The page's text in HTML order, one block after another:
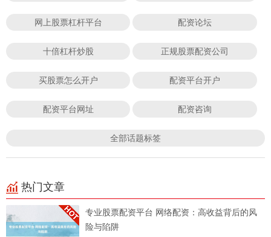
网上股票杠杆平台 配资论坛
十倍杠杆炒股 正规股票配资公司
买股票怎么开户 配资平台开户
配资平台网址 配资咨询
全部话题标签
热门文章
专业股票配资平台 网络配资：高收益背后的风
险与陷阱